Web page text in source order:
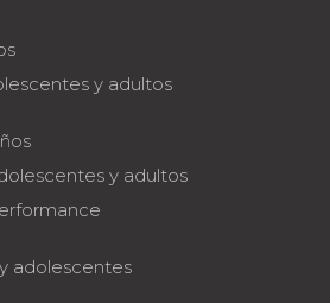
y adultos
y adultos
adolescentes